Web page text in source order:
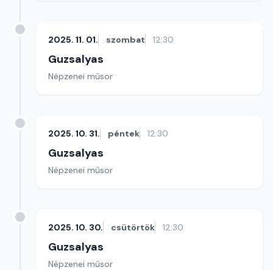
2025. 11. 01. szombat 12:30
Guzsalyas
Népzenei műsor
2025. 10. 31. péntek 12:30
Guzsalyas
Népzenei műsor
2025. 10. 30. csütörtök 12:30
Guzsalyas
Népzenei műsor